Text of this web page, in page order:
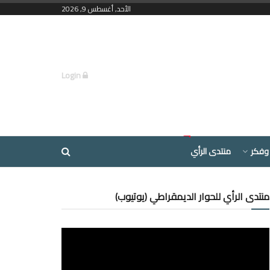
الأحد, أغسطس 9, 2026
منتدى الرأي
منتدى الرأي للحوار الديمقراطي (يوتيوب)